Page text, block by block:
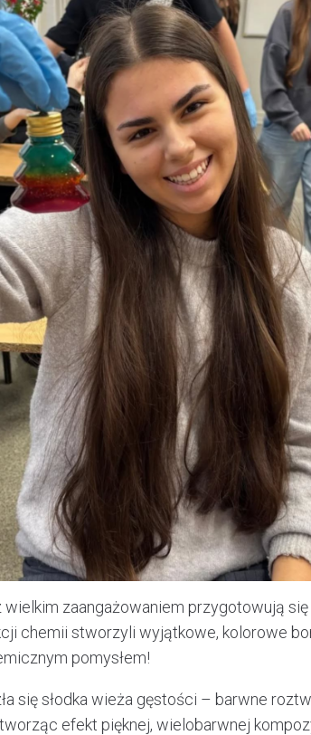
wielkim zaangażowaniem przygotowują
chemii stworzyli wyjątkowe, kolorowe
pomysłem!
się słodka wieża gęstości – barwne
efekt pięknej, wielobarwnej